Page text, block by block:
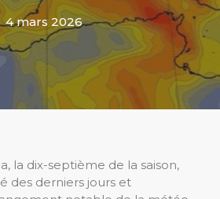
4 mars 2026
la dix-septième de la saison,
des derniers jours et